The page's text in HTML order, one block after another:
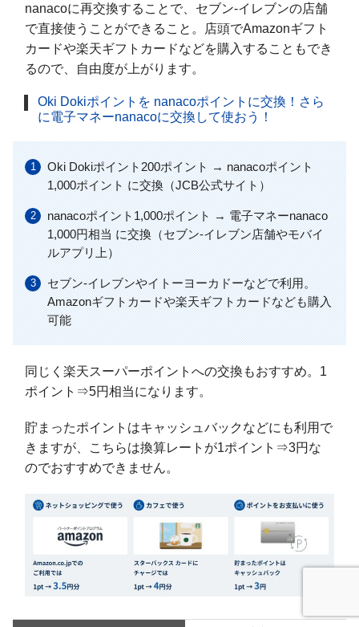
nanacoに再交換することで、セブン-イレブンの店舗
で直接使うことができること。店頭でAmazonギフト
カードや楽天ギフトカードなどを購入することもでき
るので、自由度が上がります。
Oki Dokiポイントを nanacoポイントに交換！さら
に電子マネーnanacoに交換して使おう！
Oki Dokiポイント200ポイント → nanacoポイント
1,000ポイント に交換（JCB公式サイト）
nanacoポイント1,000ポイント → 電子マネーnanaco
1,000円相当 に交換（セブン-イレブン店舗やモバイ
ルアプリ上）
セブン-イレブンやイトーヨーカドーなどで利用。
Amazonギフトカードや楽天ギフトカードなども購入
可能
同じく楽天スーパーポイントへの交換もおすすめ。1
ポイント⇒5円相当になります。
貯まったポイントはキャッシュバックなどにも利用で
きますが、こちらは換算レートが1ポイント⇒3円な
のでおすすめできません。